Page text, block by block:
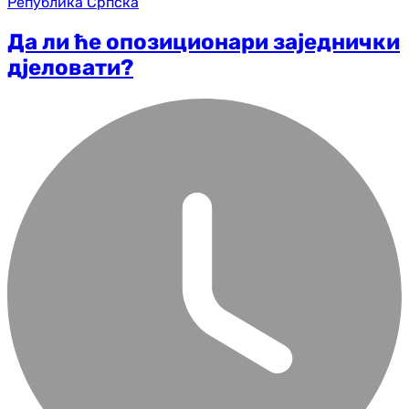
Да ли ће опозиционари заједнички
дјеловати?